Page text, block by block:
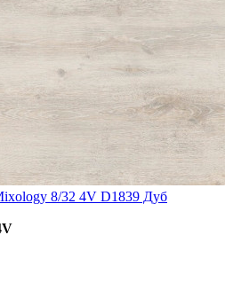
8/32 4V D1839 Дуб